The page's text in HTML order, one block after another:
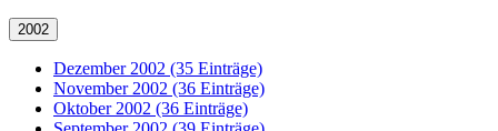
2002
Dezember 2002 (35 Einträge)
November 2002 (36 Einträge)
Oktober 2002 (36 Einträge)